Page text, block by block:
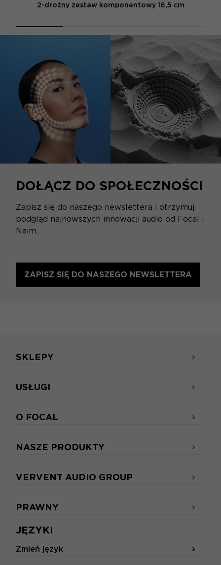
2-drożny zestaw komponentowy 16,5 cm
DOŁĄCZ DO SPOŁECZNOŚCI
Zapisz się do naszego newslettera i otrzymuj
podgląd najnowszych innowacji audio od Focal i
Naim.
ZAPISZ SIĘ DO NASZEGO NEWSLETTERA
JĘZYKI
Zmień język
SKLEPY
USŁUGI
O FOCAL
NASZE PRODUKTY
VERVENT AUDIO GROUP
PRAWNY